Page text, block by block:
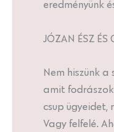
eredményünk
JÓZAN ÉSZ ÉS
Nem hiszünk
amit
csup ügyeidet,
Vagy felfelé.